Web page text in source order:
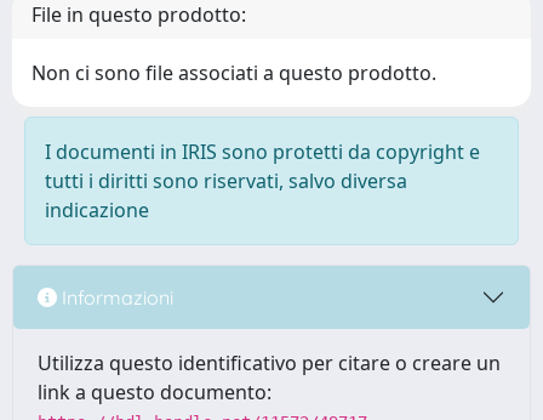
File in questo prodotto:
Non ci sono file associati a questo prodotto.
I documenti in IRIS sono protetti da copyright e
tutti i diritti sono riservati, salvo diversa
indicazione
Informazioni
Utilizza questo identificativo per citare o creare un
link a questo documento: